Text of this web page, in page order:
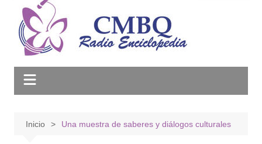
Inicio Una muestra de saberes y diálogos culturales